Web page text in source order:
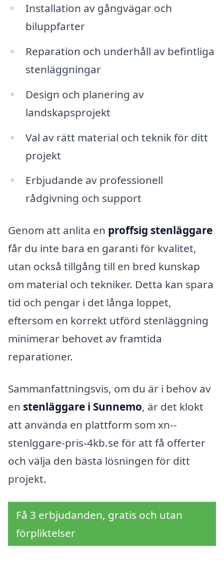
Installation av gångvägar och
biluppfarter
Reparation och underhåll av befintliga
stenläggningar
Design och planering av
landskapsprojekt
Val av rätt material och teknik för ditt
projekt
Erbjudande av professionell
rådgivning och support
Genom att anlita en proffsig stenläggare
får du inte bara en garanti för kvalitet,
utan också tillgång till en bred kunskap
om material och tekniker. Detta kan spara
tid och pengar i det långa loppet,
eftersom en korrekt utförd stenläggning
minimerar behovet av framtida
reparationer.
Sammanfattningsvis, om du är i behov av
en stenläggare i Sunnemo, är det klokt
att använda en plattform som xn--
stenlggare-pris-4kb.se för att få offerter
och välja den bästa lösningen för ditt
projekt.
Få 3 erbjudanden, gratis och utan
förpliktelser